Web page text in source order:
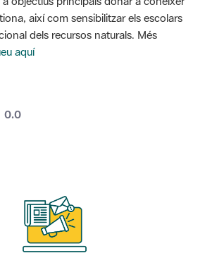
així com sensibilitzar els escolars
dels recursos naturals. Més
aquí
0.0La valoración media es de 0 estrellas de